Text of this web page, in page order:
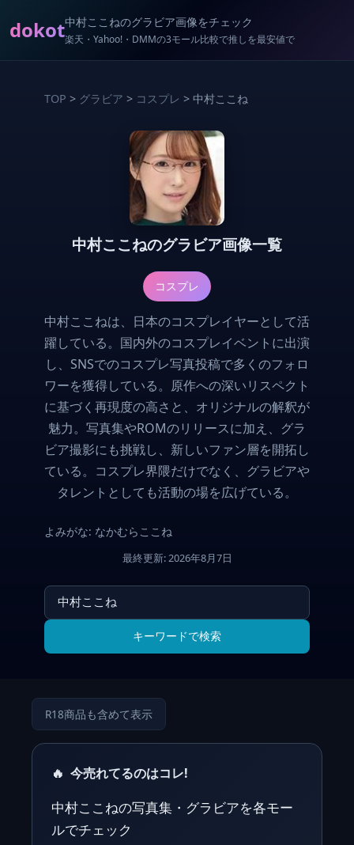
dokot中村ここねのグラビア画像をチェック
楽天・Yahoo!・DMMの3モール比較で推しを最安値で
TOP > グラビア > コスプレ > 中村ここね
中村ここねのグラビア画像一覧
コスプレ
中村ここねは、日本のコスプレイヤーとして活
躍している。国内外のコスプレイベントに出演
し、SNSでのコスプレ写真投稿で多くのフォロ
ワーを獲得している。原作への深いリスペクト
に基づく再現度の高さと、オリジナルの解釈が
魅力。写真集やROMのリリースに加え、グラ
ビア撮影にも挑戦し、新しいファン層を開拓し
ている。コスプレ界隈だけでなく、グラビアや
タレントとしても活動の場を広げている。
よみがな: なかむらここね
最終更新: 2026年8月7日
キーワードで検索
R18商品も含めて表示
🔥 今売れてるのはコレ!
中村ここねの写真集・グラビアを各モー
ルでチェック